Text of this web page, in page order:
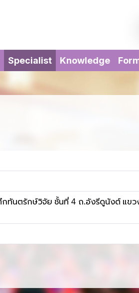
Specialist(current)
Knowledge
นตรักษ์วิจัย ชั้นที่ 4 ถ.อังรีดูนังต์ แขว